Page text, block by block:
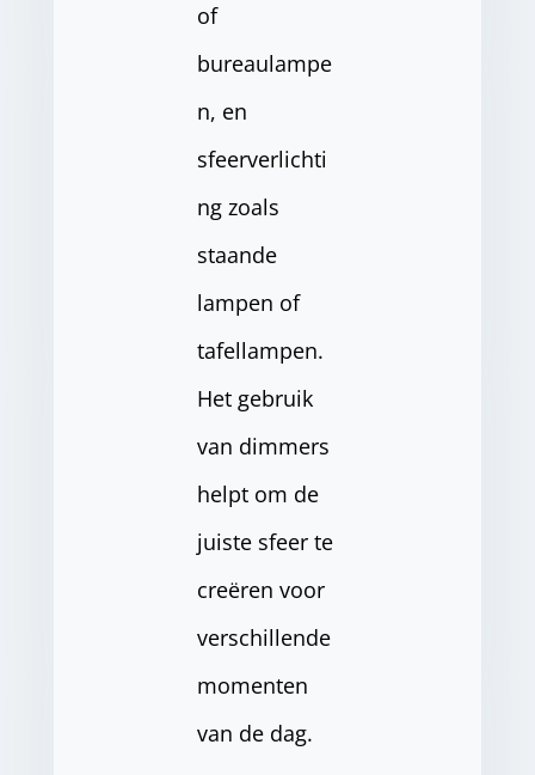
of
bureaulampe
n, en
sfeerverlichti
ng zoals
staande
lampen of
tafellampen.
Het gebruik
van dimmers
helpt om de
juiste sfeer te
creëren voor
verschillende
momenten
van de dag.